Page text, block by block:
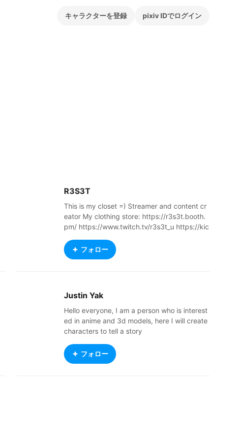
キャラクターを登録 pixiv IDでログイン
R3S3T
This is my closet =) Streamer and content cr
eator My clothing store: https://r3s3t.booth.
pm/ https://www.twitch.tv/r3s3t_u https://kic
rCitizen #DayZ #PZ #SnowRunner #ACC #C
K3 and more
フォロー
Justin Yak
Hello everyone, I am a person who is interest
ed in anime and 3d models, here I will create
characters to tell a story
フォロー